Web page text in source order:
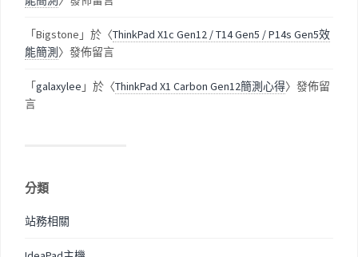
「Bigstone 」於〈ThinkPad X1c Gen12 / T14 Gen5 / P14s Gen5效
能簡測 〉發佈留言
「galaxylee 」於〈ThinkPad X1 Carbon Gen12簡測心得〉發佈留
言
分類
站務相關